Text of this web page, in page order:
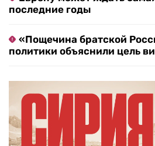
последние годы
«Пощечина братской
политики объяснили цель